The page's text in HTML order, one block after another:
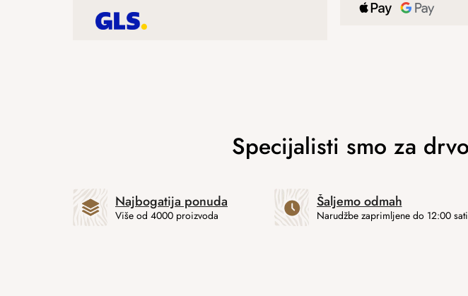
Najbogatija ponuda
Više od 4000 proizvoda
Šaljemo odmah
Narudžbe zaprimljene do 12:00 sati